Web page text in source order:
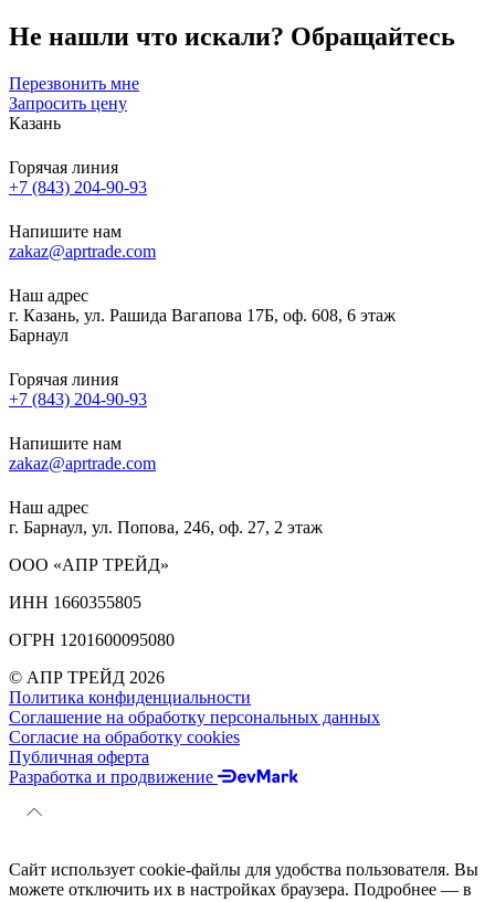
Не нашли что искали? Обращайтесь
Перезвонить мне
Запросить цену
Казань
Горячая линия
+7 (843) 204-90-93
Напишите нам
zakaz@aprtrade.com
Наш адрес
г. Казань, ул. Рашида Вагапова 17Б, оф. 608, 6 этаж
Барнаул
Горячая линия
+7 (843) 204-90-93
Напишите нам
zakaz@aprtrade.com
Наш адрес
г. Барнаул, ул. Попова, 246, оф. 27, 2 этаж
ООО «АПР ТРЕЙД»
ИНН 1660355805
ОГРН 1201600095080
© АПР ТРЕЙД 2026
Политика конфиденциальности
Соглашение на обработку персональных данных
Согласие на обработку cookies
Публичная оферта
Разработка и продвижение
Сайт использует cookie-файлы для удобства пользователя. Вы
можете отключить их в настройках браузера. Подробнее — в